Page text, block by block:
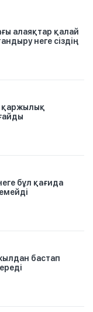
алаяқтар қалай
неге сіздің
қаржылық
бұл қағида
бастап